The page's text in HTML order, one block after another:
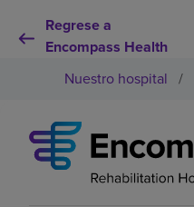
Regrese a
Encompass Health
Por qué debe elegirnos
Nuestro hospital /